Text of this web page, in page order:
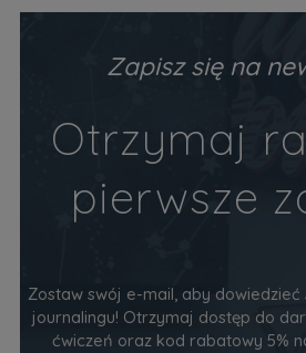
PODSTAWY (alfabet,
Zapisz się na
Otrzymaj
pierwsze
Zostaw swój e-mail, aby
journalingu! Otrzymaj dostęp do
ćwiczeń oraz kod rabatowy 5%